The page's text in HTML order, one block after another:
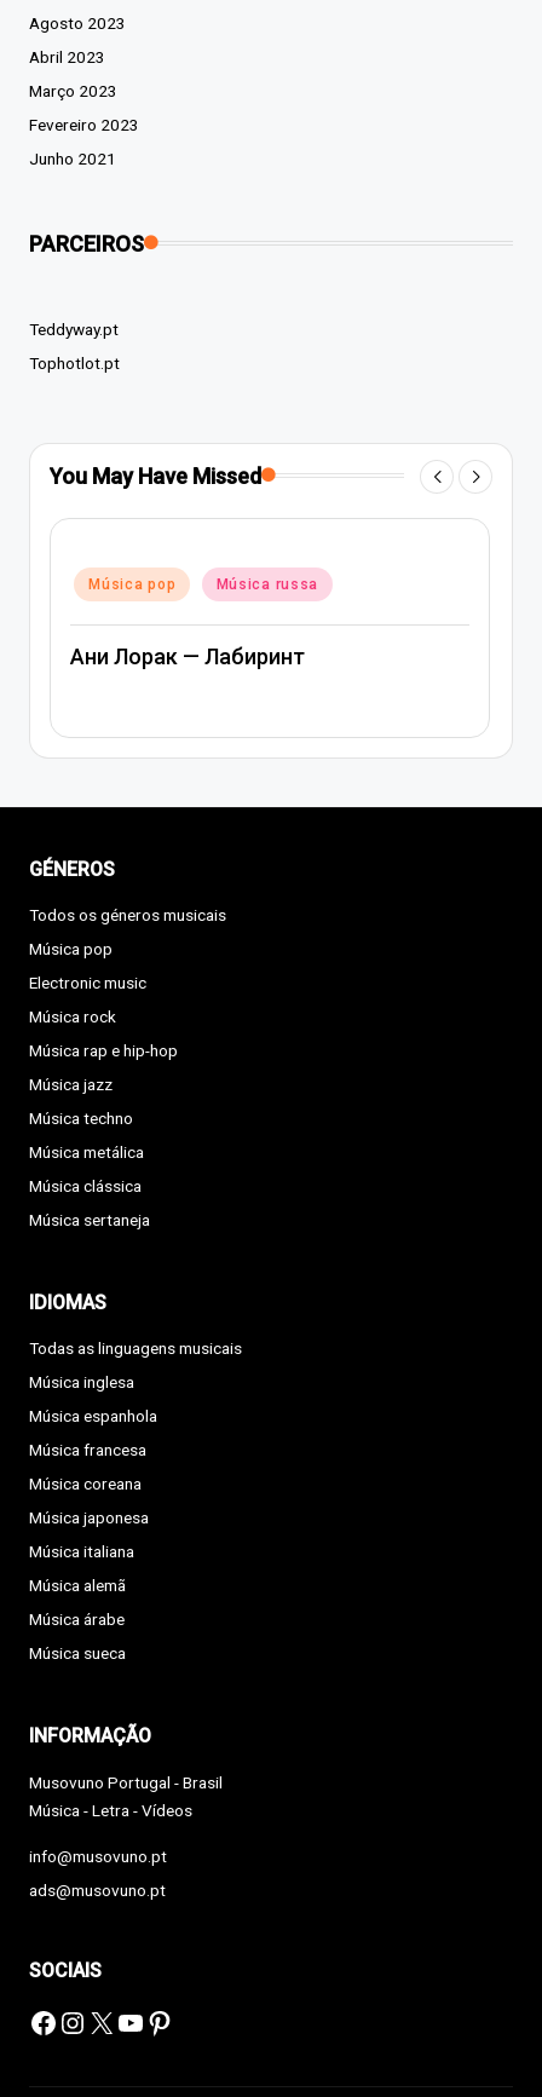
Agosto 2023
Abril 2023
Março 2023
Fevereiro 2023
Junho 2021
PARCEIROS
Teddyway.pt
Tophotlot.pt
You May Have Missed
in
Música pop Música rap e hip-hop
Música russa
Артем Качер Ани Лорак – Материк
GÉNEROS
Todos os géneros musicais
Música pop
Electronic music
Música rock
Música rap e hip-hop
Música jazz
Música techno
Música metálica
Música clássica
Música sertaneja
IDIOMAS
Todas as linguagens musicais
Música inglesa
Música espanhola
Música francesa
Música coreana
Música japonesa
Música italiana
Música alemã
Música árabe
Música sueca
INFORMAÇÃO
Musovuno Portugal - Brasil
Música - Letra - Vídeos
info@musovuno.pt
ads@musovuno.pt
SOCIAIS
Facebook
Instagram
X YouTube
Pinterest